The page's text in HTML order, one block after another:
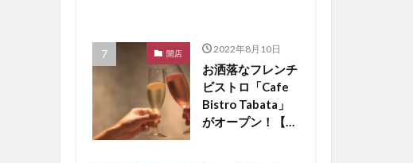
開店 2022年8月10日
お洒落なフレンチ
ビストロ「Cafe
Bistro Tabata」
がオープン！【淡